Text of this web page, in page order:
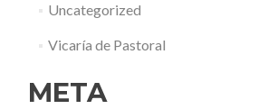
Uncategorized
Vicaría de Pastoral
META